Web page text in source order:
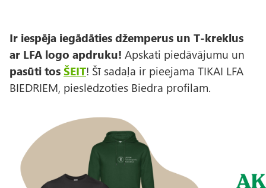
Ir iespēja iegādāties džemperus un T-kreklus
ar LFA logo apdruku! Apskati piedāvājumu un
pasūti tos ŠEIT! Šī sadaļa ir pieejama TIKAI LFA
BIEDRIEM, pieslēdzoties Biedra profilam.